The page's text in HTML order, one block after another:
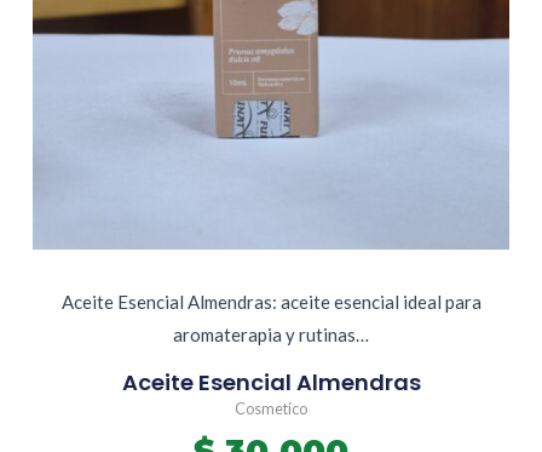
Aceite Esencial Almendras: aceite esencial ideal para
aromaterapia y rutinas…
Aceite Esencial Almendras
Cosmetico